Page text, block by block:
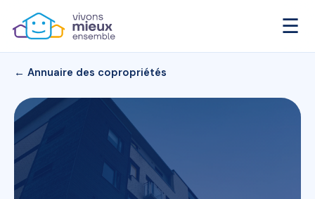
☰
← Annuaire des copropriétés